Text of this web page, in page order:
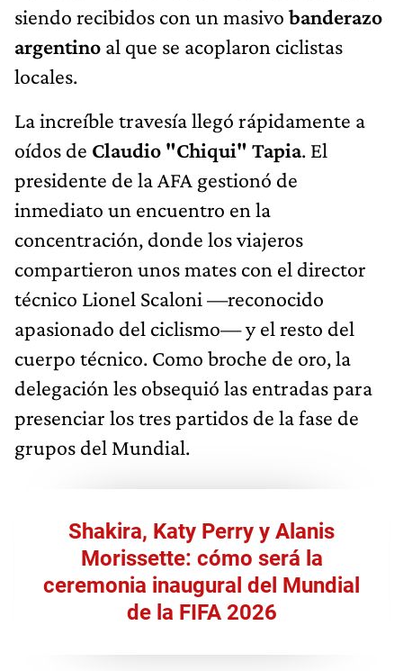
siendo recibidos con un masivo banderazo
argentino al que se acoplaron ciclistas
locales.
La increíble travesía llegó rápidamente a
oídos de Claudio "Chiqui" Tapia. El
presidente de la AFA gestionó de
inmediato un encuentro en la
concentración, donde los viajeros
compartieron unos mates con el director
técnico Lionel Scaloni —reconocido
apasionado del ciclismo— y el resto del
cuerpo técnico. Como broche de oro, la
delegación les obsequió las entradas para
presenciar los tres partidos de la fase de
grupos del Mundial.
Shakira, Katy Perry y Alanis
Morissette: cómo será la
ceremonia inaugural del Mundial
de la FIFA 2026